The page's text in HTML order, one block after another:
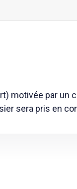
motivée par un
sera pris en